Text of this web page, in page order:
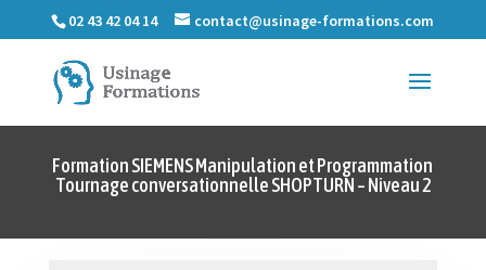
02 43 42 04 14 contact@usinage-formations.com
Formation SIEMENS Manipulation et Programmation
Tournage conversationnelle SHOPTURN – Niveau 2